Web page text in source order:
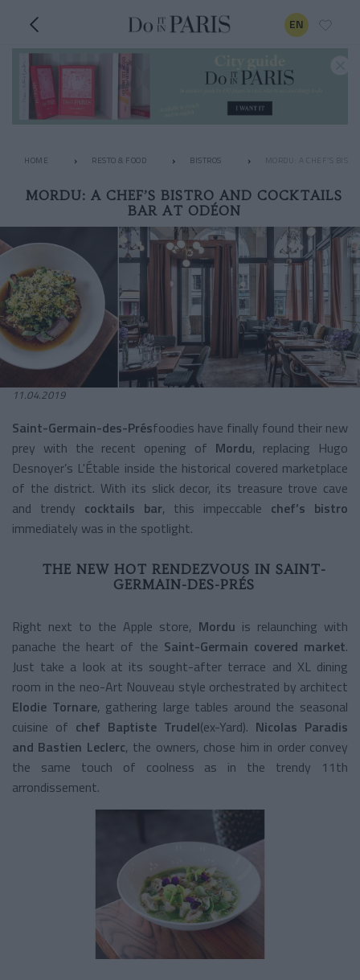
EN
HOME RESTO & FOOD BISTROS MORDU: A CHEF’S
MORDU: A CHEF’S BISTRO AND COCKTAILS
BAR AT ODÉON
11.04.2019
Saint-Germain-des-Présfoodies have finally found their new
prey with the recent opening of Mordu, replacing Hugo
Desnoyer’s L'Étable inside the historical covered marketplace
of the district. With its slick decor, its treasure trove cave
and trendy cocktails bar, this impeccable chef’s bistro
immediately was in the spotlight.
THE NEW HOT RENDEZVOUS IN SAINT-
GERMAIN-DES-PRÉS
Right next to the Apple store, Mordu is relaunching with
panache the heart of the Saint-Germain covered market.
Just take a look at its sought-after terrace and XL dining
room in the neo-Art Nouveau style orchestrated by architect
Elodie Tornare, gathering large tables around the seasonal
cuisine of chef Baptiste Trudel(ex-Yard). Nicolas Paradis
and Bastien Leclerc, the owners, chose him in order convey
the same touch of coolness as in the trendy 11th
arrondissement.